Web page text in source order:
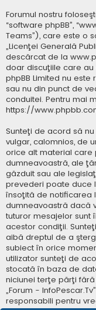
Forumul nostru
“software phpBB”,
Teams”), care este o
„Licenţei Generală
descărcat de la
doar discuţiile care
phpBB Limited nu
sau nu din punct de
conduitei. Pentru mai
https://
Sunteţi de acord să
vulgar, calomnios, de
orice alt material
dumneavoastră, ale
găzduit sau ale
prevederi poate duce
însoţită de notificarea
dumneavoastră dacă
tuturor mesajelor sunt
acestor condiţii.
aibă dreptul de a
subiect în orice
utilizator sunteţi de
stocată în baza de
niciunei terţe părţi
„Forum -
responsabili pentru